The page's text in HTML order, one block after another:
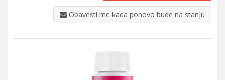
Obavesti me kada ponovo bude na stanju